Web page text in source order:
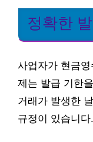
정확한
사업자가 현금
제는 발급 기한
거래가 발생한
규정이 있습니다.